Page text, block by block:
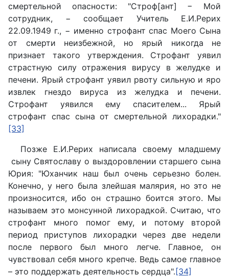
смертельной опасности: "Строф[ант] − Мой
сотрудник, − сообщает Учитель Е.И.Рерих
22.09.1949 г., − именно строфант спас Моего Сына
от смерти неизбежной, но ярый никогда не
признает такого утверждения. Строфант уявил
страстную силу отражения вирусу в желудке и
печени. Ярый строфант уявил рвоту сильную и яро
извлек гнездо вируса из желудка и печени.
Строфант уявился ему спасителем... Ярый
строфант спас сына от смертельной лихорадки."
[33]
Позже Е.И.Рерих написала своему младшему
сыну Святославу о выздоровлении старшего сына
Юрия: "Юханчик наш был очень серьезно болен.
Конечно, у него была злейшая малярия, но это не
произносится, ибо он страшно боится этого. Мы
называем это монсунной лихорадкой. Считаю, что
строфант много помог ему, и потому второй
период приступов лихорадки через две недели
после первого был много легче. Главное, он
чувствовал себя много крепче. Ведь самое главное
– это поддержать деятельность сердца".[34]